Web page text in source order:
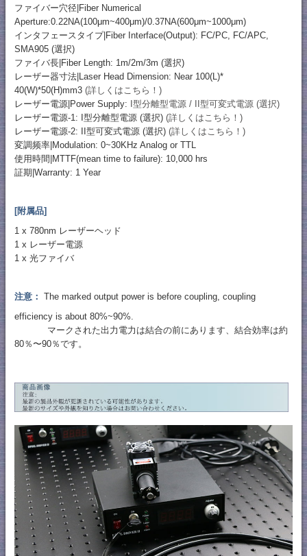
ファイバー穴径|Fiber Numerical
Aperture:0.22NA(100μm~400μm)/0.37NA(600μm~1000μm)
インタフェースタイプ|Fiber Interface(Output): FC/PC, FC/APC,
SMA905 (選択)
ファイバ長|Fiber Length: 1m/2m/3m (選択)
レーザー器寸法|Laser Head Dimension: Near 100(L)*
40(W)*50(H)mm3 (詳しくはこちら！)
レーザー電源|Power Supply: I型分離型電源 / II型可変式電源 (選択)
レーザー電源-1: I型分離型電源 (選択) (詳しくはこちら！)
レーザー電源-2: II型可変式電源 (選択) (詳しくはこちら！)
変調频率|Modulation: 0~30KHz Analog or TTL
使用時間|MTTF(mean time to failure): 10,000 hrs
証期|Warranty: 1 Year
[附属品]
1 x 780nm レーザーヘッド
1 x レーザー電源
1 x 光ファイバ
注意： The marked output power is before coupling, coupling
efficiency is about 80%~90%.
マークされた出力電力は結合の前にあります、結合効率は約
80％〜90％です。